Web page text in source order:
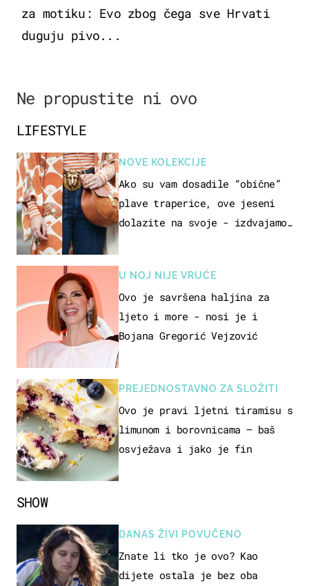
za motiku: Evo zbog čega sve Hrvati
duguju pivo...
Ne propustite ni ovo
SHOW
DANAS ŽIVI POVUČENO
Znate li tko je ovo? Kao
dijete ostala je bez oba
LIFESTYLE
NOVE KOLEKCIJE
Ako su vam dosadile “obične”
plave traperice, ove jeseni
dolazite na svoje - izdvajamo
U NOJ NIJE VRUĆE
Ovo je savršena haljina za
ljeto i more - nosi je i
Bojana Gregorić Vejzović
PREJEDNOSTAVNO ZA SLOŽITI
Ovo je pravi ljetni tiramisu s
limunom i borovnicama – baš
osvježava i jako je fin